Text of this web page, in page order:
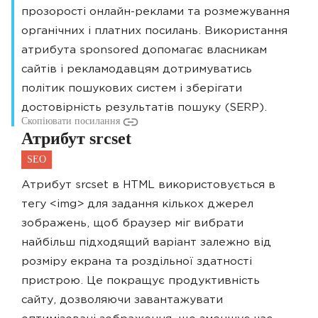
прозорості онлайн-реклами та розмежування
органічних і платних посилань. Використання
атрибута sponsored допомагає власникам
сайтів і рекламодавцям дотримуватись
політик пошукових систем і зберігати
достовірність результатів пошуку (SERP).
Скопіювати посилання
Атрибут srcset
SEO
Атрибут srcset в HTML використовується в
тегу <img> для задання кількох джерел
зображень, щоб браузер міг вибрати
найбільш підходящий варіант залежно від
розміру екрана та роздільної здатності
пристрою. Це покращує продуктивність
сайту, дозволяючи завантажувати